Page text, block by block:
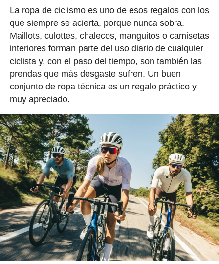
La ropa de ciclismo es uno de esos regalos con los
que siempre se acierta, porque nunca sobra.
Maillots, culottes, chalecos, manguitos o camisetas
interiores forman parte del uso diario de cualquier
ciclista y, con el paso del tiempo, son también las
prendas que más desgaste sufren. Un buen
conjunto de ropa técnica es un regalo práctico y
muy apreciado.